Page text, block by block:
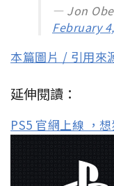
— Jon
February
本篇圖片 / 引用來
延伸閱讀：
PS5 官網上線 ，